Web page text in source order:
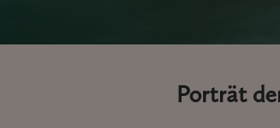
Porträt